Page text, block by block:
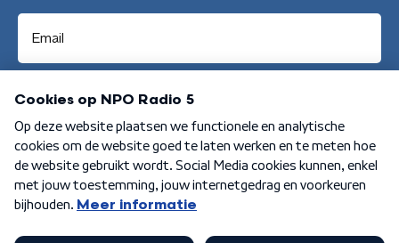
Aanmelden
Algemene voorwaarden